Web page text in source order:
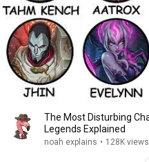
The Most Disturbing
Legends Explained
noah explains • 128K views